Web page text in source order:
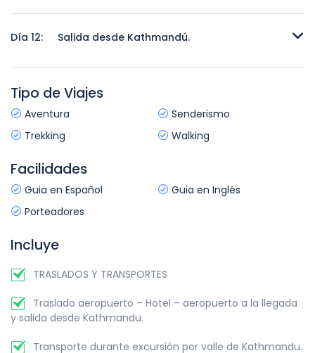
Día 12:
Salida desde Kathmandú.
Salida desde Kathmandú.
Tipo de Viajes
Aventura
Senderismo
Trekking
Walking
Facilidades
Guia en Español
Guia en Inglés
Porteadores
Incluye
TRASLADOS Y TRANSPORTES
Traslado aeropuerto – Hotel – aeropuerto a la llegada
y salida desde Kathmandu.
Transporte durante excursión por valle de Kathmandu.